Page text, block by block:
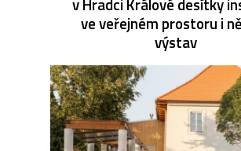
ve veřejném prostoru i
výstav